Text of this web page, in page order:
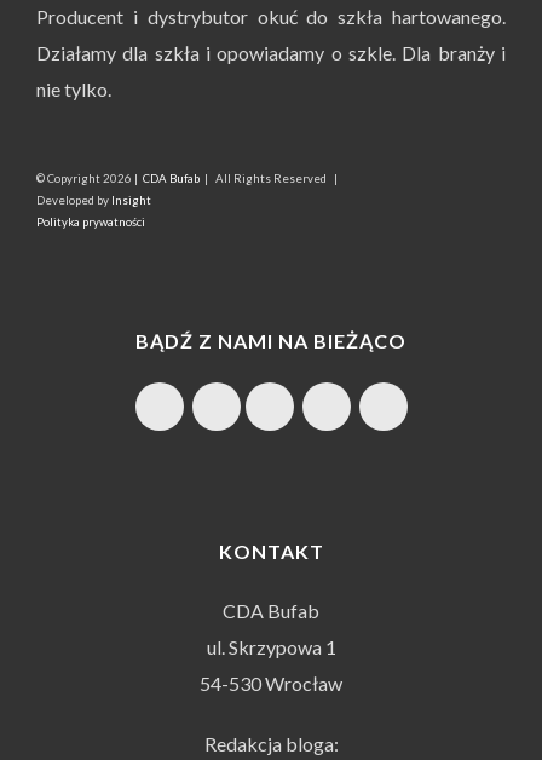
Producent i dystrybutor okuć do szkła hartowanego.
Działamy dla szkła i opowiadamy o szkle. Dla branży i
nie tylko.
© Copyright2026 | CDA Bufab | All Rights Reserved |
Developed by Insight
Polityka prywatności
BĄDŹ Z NAMI NA BIEŻĄCO
KONTAKT
CDA Bufab
ul. Skrzypowa 1
54-530 Wrocław
Redakcja bloga: